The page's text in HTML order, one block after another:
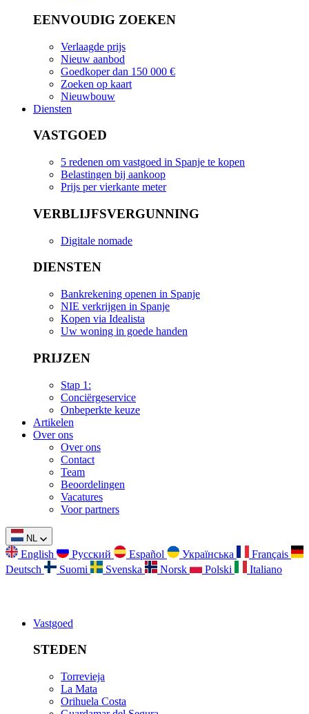
EENVOUDIG ZOEKEN
Verlaagde prijs
Nieuw aanbod
Goedkoper dan 150 000 €
Zoeken op kaart
Nieuwbouw
Diensten
VASTGOED
5 redenen om vastgoed in Spanje te kopen
Belastingen bij aankoop
Prijs per vierkante meter
VERBLIJFSVERGUNNING
Digitale nomade
DIENSTEN
Bankrekening openen in Spanje
NIE verkrijgen in Spanje
Kopen via Idealista
Uw woning in goede handen
PRIJZEN
Stap 1:
Conciërgeservice
Onbeperkte keuze
Artikelen
Over ons
Over ons
Contact
Team
Beoordelingen
Vacatures
Voor partners
NL
English Русский Español Українська
Français
Deutsch
Suomi Svenska Norsk Polski Italiano
Vastgoed
STEDEN
Torrevieja
La Mata
Orihuela Costa